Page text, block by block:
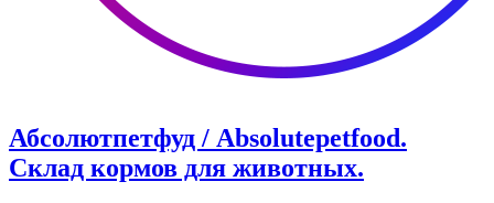
Абсолютпетфуд / Absolutepetfood.
Склад кормов для животных.